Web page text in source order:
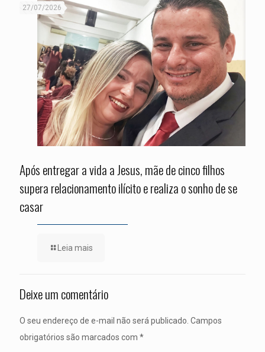
27/07/2026
Após entregar a vida a Jesus, mãe de cinco filhos
supera relacionamento ilícito e realiza o sonho de se
casar
Leia mais
Deixe um comentário
O seu endereço de e-mail não será publicado. Campos
obrigatórios são marcados com *